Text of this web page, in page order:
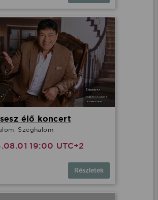
élő koncert
Szeghalom
19:00 UTC+2
Részletek